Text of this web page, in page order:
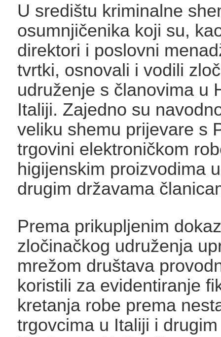
U središtu kriminalne
osumnjičenika koji su,
direktori i poslovni
tvrtki, osnovali i vodili
udruženje s članovima u
Italiji. Zajedno su
veliku shemu prijevare s
trgovini elektroničkom
higijenskim proizvodima
drugim državama
Prema prikupljenim
zločinačkog udruženja
mrežom društava
koristili za evidentiranje
kretanja robe prema
trgovcima u Italiji i